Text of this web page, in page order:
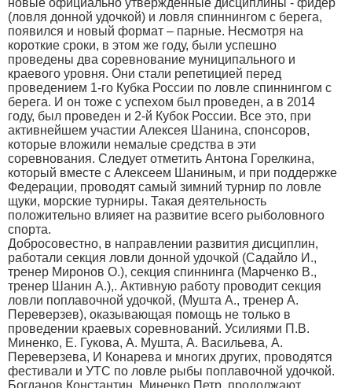
новые официально утвержденные дисциплины - фидер
(ловля донной удочкой) и ловля спиннингом с берега,
появился и новый формат – парные. Несмотря на
короткие сроки, в этом же году, были успешно
проведены два соревнование муниципального и
краевого уровня. Они стали репетицией перед
проведением 1-го Кубка России по ловле спиннингом с
берега. И он тоже с успехом был проведен, а в 2014
году, был проведен и 2-й Кубок России. Все это, при
активнейшем участии Алексея Шанина, спонсоров,
которые вложили немалые средства в эти
соревнования. Следует отметить Антона Горелкина,
который вместе с Алексеем Шаниным, и при поддержке
Федерации, проводят самый зимний турнир по ловле
щуки, морские турниры. Такая деятельность
положительно влияет на развитие всего рыболовного
спорта.
Добросовестно, в направлении развития дисциплин,
работали секция ловли донной удочкой (Садайло И.,
тренер Миронов О.), секция спиннинга (Марченко В.,
тренер Шанин А.),. Активную работу проводит секция
ловли поплавочной удочкой, (Мушта А., тренер А.
Переверзев), оказывающая помощь не только в
проведении краевых соревнований. Усилиями П.В.
Миненко, Е. Гукова, А. Мушта, А. Васильева, А.
Переверзева, И Конарева и многих других, проводятся
фестивали и УТС по ловле рыбы поплавочной удочкой.